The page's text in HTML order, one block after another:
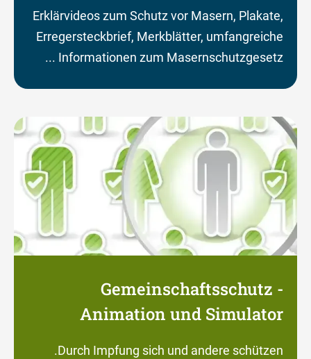
Erklärvideos zum Schutz vor Masern, Plakate,
Erregersteckbrief, Merkblätter, umfangreiche
Informationen zum Masernschutzgesetz ...
Gemeinschaftsschutz -
Animation und Simulator
Durch Impfung sich und andere schützen.